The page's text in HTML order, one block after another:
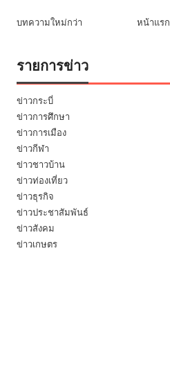
บทความใหม่กว่า หน้าแรก
รายการข่าว
ข่าวกระบี่
ข่าวการศึกษา
ข่าวการเมือง
ข่าวกีฬา
ข่าวชาวบ้าน
ข่าวท่องเที่ยว
ข่าวธุรกิจ
ข่าวประชาสัมพันธ์
ข่าวสังคม
ข่าวเกษตร